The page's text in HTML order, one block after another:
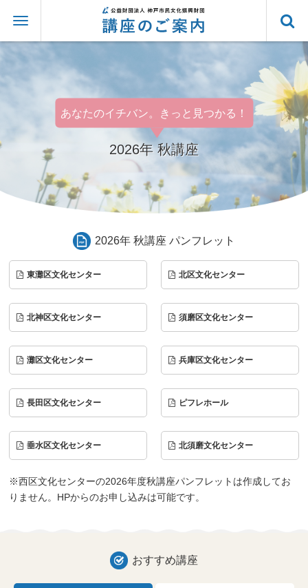
あなたのイチバン。きっと見つかる！
2026年 秋講座
2026年 秋講座 パンフレット
東灘区文化センター 北区文化センター
北神区文化センター 須磨区文化センター
灘区文化センター 兵庫区文化センター
長田区文化センター ピフレホール
垂水区文化センター 北須磨文化センター
※西区文化センターの2026年度秋講座パンフレットは作成してお
りません。HPからのお申し込みは可能です。
おすすめ講座